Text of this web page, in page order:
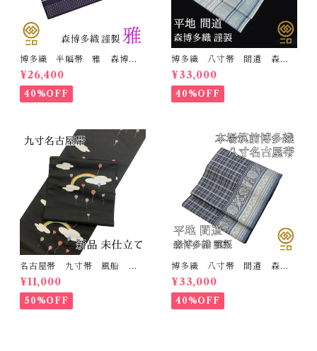
博多織 半幅帯 雅 森博多
織 正絹 リバーシブル 長
さ/3m78cm 日本製 和装
小袋帯 半巾帯
¥26,400
40%OFF
博多織 八寸帯 間道 森博
多織 正絹 日本製 未仕立
て 名古屋帯
¥33,000
40%OFF
名古屋帯 九寸帯 風船
雲 虹 正絹 日本製 九寸
名古屋帯
¥11,000
50%OFF
博多織 八寸帯 間道 森博
多織 正絹 日本製 未仕立
て 名古屋帯
¥33,000
40%OFF